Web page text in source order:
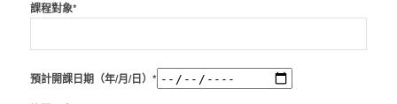
課程對象*
預計開課日期（年/月/日）*